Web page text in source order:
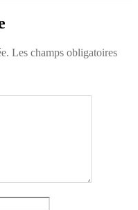
Les champs obligatoires